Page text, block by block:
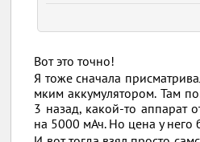
Вот это точно!
Я тоже сначала
мким аккумулятором. Там
3 назад, какой-то аппарат
на 5000 мАч. Но цена у него